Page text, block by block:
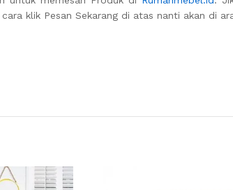
klik Pesan Sekarang di atas nanti akan di